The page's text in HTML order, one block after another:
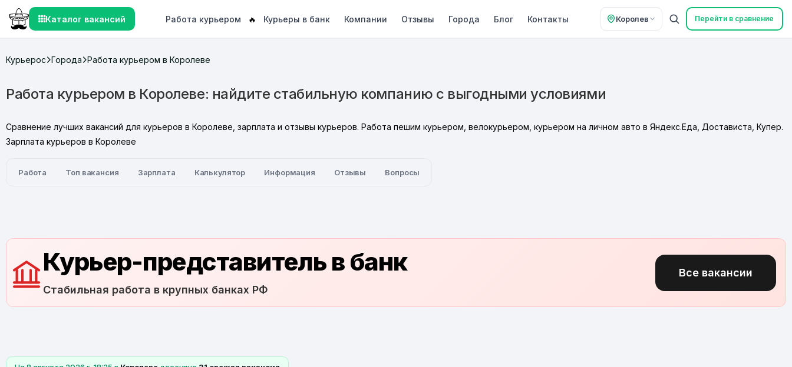
Каталог вакансий Работа курьером 🔥 Курьеры в банк Компании Отзывы Города Блог Контакты Королев Перейти в сравнение
Курьерос Города Работа курьером в Королеве
Работа курьером в Королеве: найдите стабильную компанию с выгодными условиями
Сравнение лучших вакансий для курьеров в Королеве, зарплата и отзывы курьеров. Работа пешим курьером, велокурьером, курьером на личном авто в Яндекс.Еда, Достависта, Купер.
Зарплата курьеров в Королеве
Работа Топ вакансия Зарплата Калькулятор Информация Отзывы Вопросы
Курьер-представитель в банк
Стабильная работа в крупных банках РФ
Все вакансии